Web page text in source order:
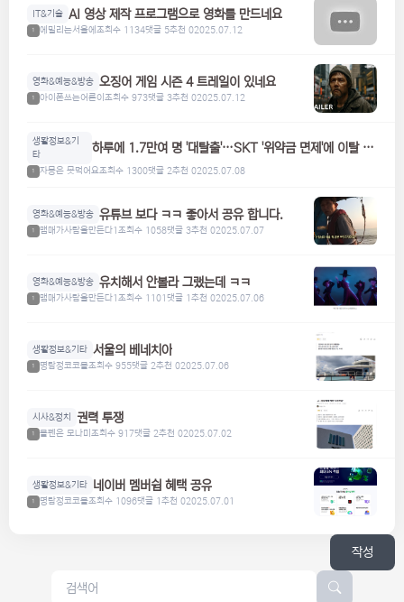
IT&기술 AI 영상 제작 프로그램으로 영화를 만드네요
1 에밀리는서울에 조회수 1134댓글 5추천 02025.07.12
영화&예능&방송 오징어 게임 시즌 4 트레일이 있네요
1 아이폰쓰는어른이 조회수 973댓글 3추천 02025.07.12
생활정보&기
타
하루에 1.7만여 명 '대탈출'…SKT '위약금 면제'에 이탈 급
증
1 자몽은 못먹어요조회수 1300댓글 2추천 02025.07.08
영화&예능&방송 유튜브 보다 ㅋㅋ 좋아서 공유 합니다.
1 맴매가사람을만든다1 조회수 1058댓글 3추천 02025.07.07
영화&예능&방송 유치해서 안볼라 그랬는데 ㅋㅋ
1 맴매가사람을만든다1 조회수 1101 댓글 1 추천 02025.07.06
생활정보&기타 서울의 베네치아
1 명탐정코코볼조회수 955댓글 2추천 02025.07.06
시사&정치 권력 투쟁
1 볼펜은 모나미 조회수 917댓글 2추천 02025.07.02
생활정보&기타 네이버 멤버쉽 혜택 공유
1 명탐정코코볼조회수 1096댓글 1 추천 02025.07.01
작성